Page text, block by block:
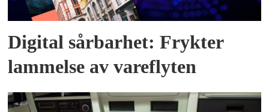
Digital sårbarhet: Frykter
lammelse av vareflyten